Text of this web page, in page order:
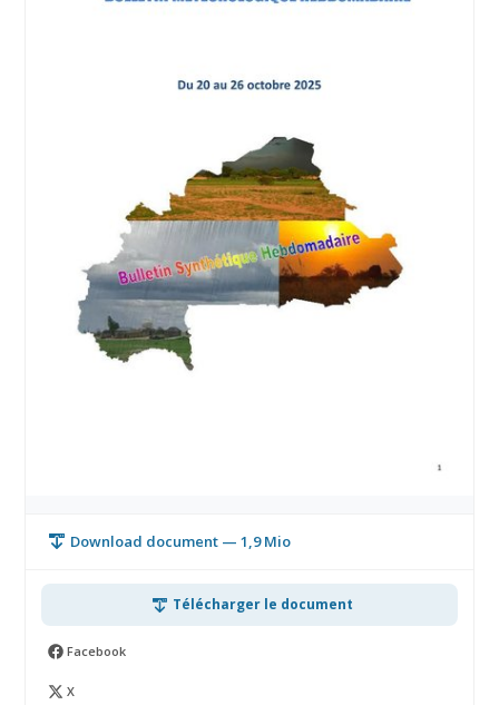
Download document — 1,9 Mio
Télécharger le document
Facebook
X